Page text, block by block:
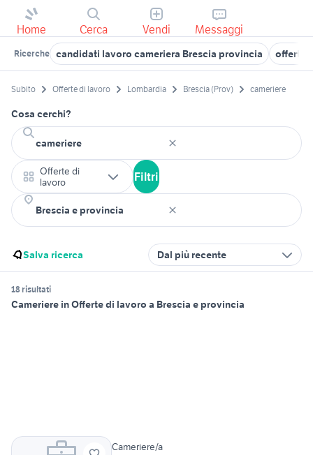
Home Cerca Vendi Messaggi
Ricerche candidati lavoro cameriera Brescia provincia offerte
Subito Offerte di lavoro Lombardia Brescia (Prov) cameriere
Cosa cerchi?
Offerte di
lavoro
Filtri
Salva ricerca Dal più recente
18 risultati
Cameriere in Offerte di lavoro a Brescia e provincia
Cameriere/a